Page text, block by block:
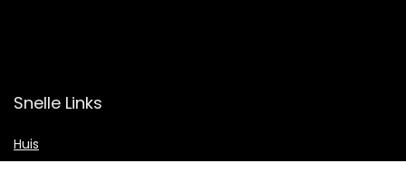
Snelle Links
Huis